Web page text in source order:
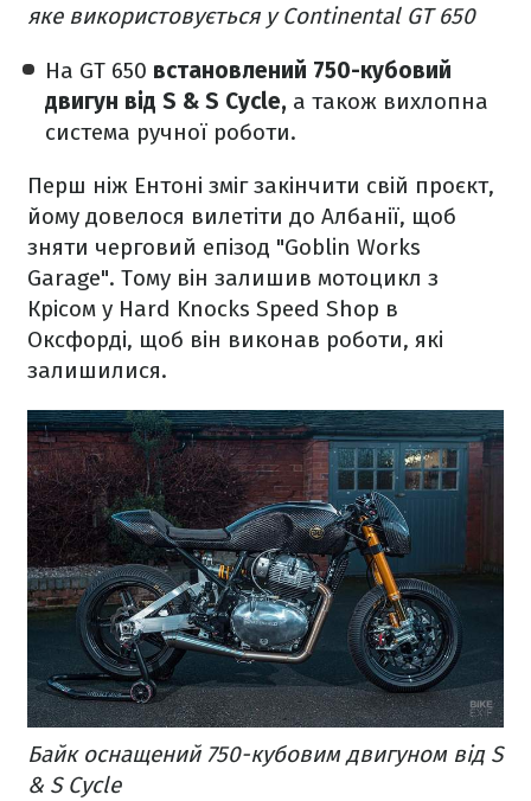
яке використовується у Continental GT 650
На GT 650 встановлений 750-кубовий
двигун від S & S Cycle, а також вихлопна
система ручної роботи.
Перш ніж Ентоні зміг закінчити свій проєкт,
йому довелося вилетіти до Албанії, щоб
зняти черговий епізод "Goblin Works
Garage". Тому він залишив мотоцикл з
Крісом у Hard Knocks Speed ​​Shop в
Оксфорді, щоб він виконав роботи, які
залишилися.
Байк оснащений 750-кубовим двигуном від S
& S Cycle